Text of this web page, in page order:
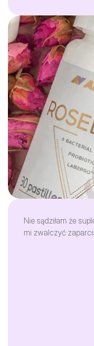
Nie sądziłam że
mi zwalczyć